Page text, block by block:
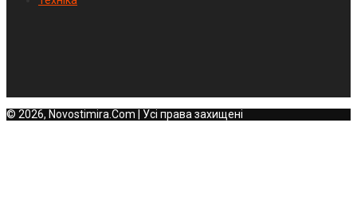
© 2026, Novostimira.Com | Усі права захищені